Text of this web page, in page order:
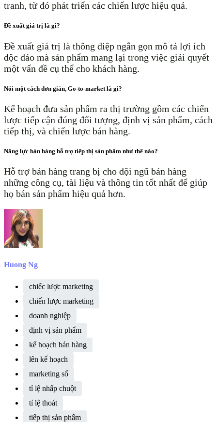
tranh, từ đó phát triển các chiến lược hiệu quả.
Đề xuất giá trị là gì?
Đề xuất giá trị là thông điệp ngắn gọn mô tả lợi ích
độc đáo mà sản phẩm mang lại trong việc giải quyết
một vấn đề cụ thể cho khách hàng.
Nói một cách đơn giản, Go-to-market là gì?
Kế hoạch đưa sản phẩm ra thị trường gồm các chiến
lược tiếp cận đúng đối tượng, định vị sản phẩm, cách
tiếp thị, và chiến lược bán hàng.
Năng lực bán hàng hỗ trợ tiếp thị sản phẩm như thế nào?
Hỗ trợ bán hàng trang bị cho đội ngũ bán hàng
những công cụ, tài liệu và thông tin tốt nhất để giúp
họ bán sản phẩm hiệu quả hơn.
Huong Ng
chiếc lược marketing
chiến lược marketing
doanh nghiệp
định vị sản phẩm
kế hoạch bán hàng
lên kế hoạch
marketing số
tỉ lệ nhấp chuột
tỉ lệ thoát
tiếp thị sản phẩm